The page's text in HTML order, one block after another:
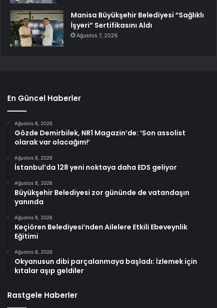
Manisa Büyükşehir Belediyesi “Sağlıklı
İşyeri” Sertifikasını Aldı
Ağustos 7, 2026
En Güncel Haberler
Ağustos 8, 2026
Gözde Demirbilek, NR1 Magazin’de: ‘Son assolist
olarak var olacağım!’
Ağustos 8, 2026
İstanbul’da 128 yeni noktaya daha EDS geliyor
Ağustos 8, 2026
Büyükşehir Belediyesi zor gününde de vatandaşın
yanında
Ağustos 8, 2026
Keçiören Belediyesi’nden Ailelere Etkili Ebeveynlik
Eğitimi
Ağustos 8, 2026
Okyanusun dibi parçalanmaya başladı: İzlemek için
kıtalar aşıp geldiler
Rastgele Haberler